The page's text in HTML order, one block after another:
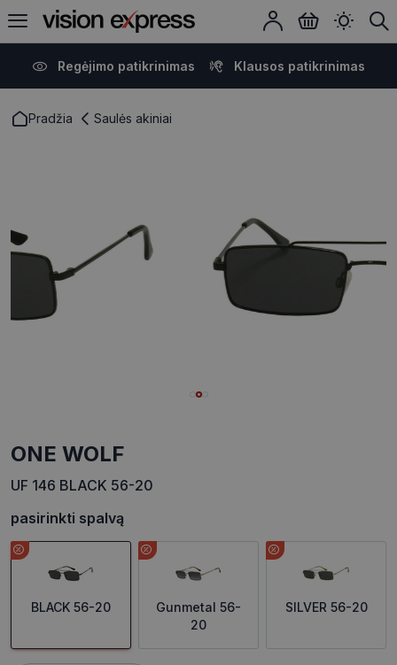
Regėjimo patikrinimas Klausos patikrinimas
Pradžia Saulės akiniai
ONE WOLF
UF 146 BLACK 56-20
pasirinkti spalvą
BLACK 56-20
Gunmetal 56-
20
SILVER 56-20